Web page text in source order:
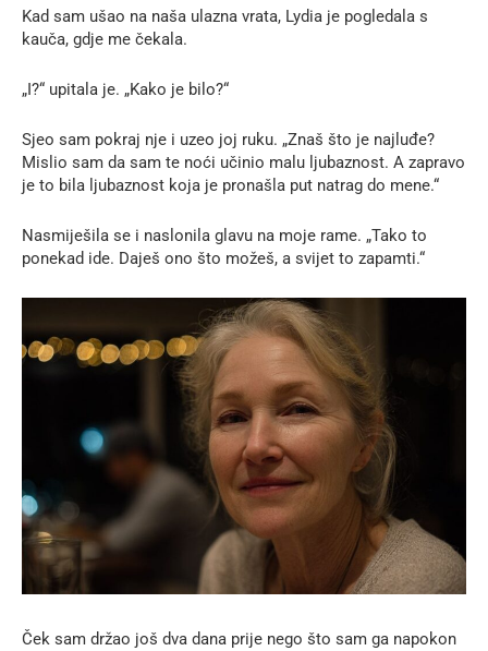
Kad sam ušao na naša ulazna vrata, Lydia je pogledala s
kauča, gdje me čekala.
„I?“ upitala je. „Kako je bilo?“
Sjeo sam pokraj nje i uzeo joj ruku. „Znaš što je najluđe?
Mislio sam da sam te noći učinio malu ljubaznost. A zapravo
je to bila ljubaznost koja je pronašla put natrag do mene.“
Nasmiješila se i naslonila glavu na moje rame. „Tako to
ponekad ide. Daješ ono što možeš, a svijet to zapamti.“
Ček sam držao još dva dana prije nego što sam ga napokon